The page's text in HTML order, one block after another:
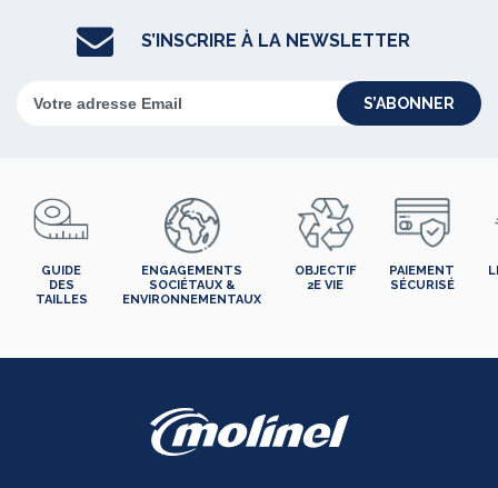
S’INSCRIRE À LA NEWSLETTER
S’ABONNER
GUIDE
DES
TAILLES
ENGAGEMENTS
SOCIÉTAUX &
ENVIRONNEMENTAUX
OBJECTIF
2E VIE
PAIEMENT
SÉCURISÉ